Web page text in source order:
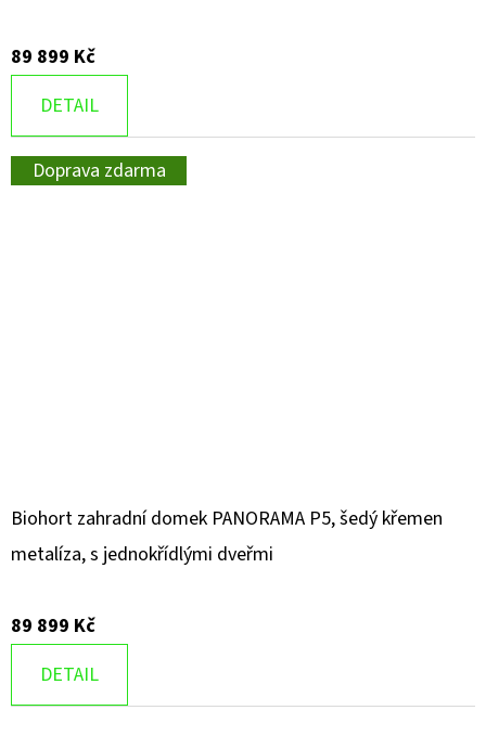
89 899 Kč
DETAIL
Doprava zdarma
Biohort zahradní domek PANORAMA P5, šedý křemen
metalíza, s jednokřídlými dveřmi
89 899 Kč
DETAIL